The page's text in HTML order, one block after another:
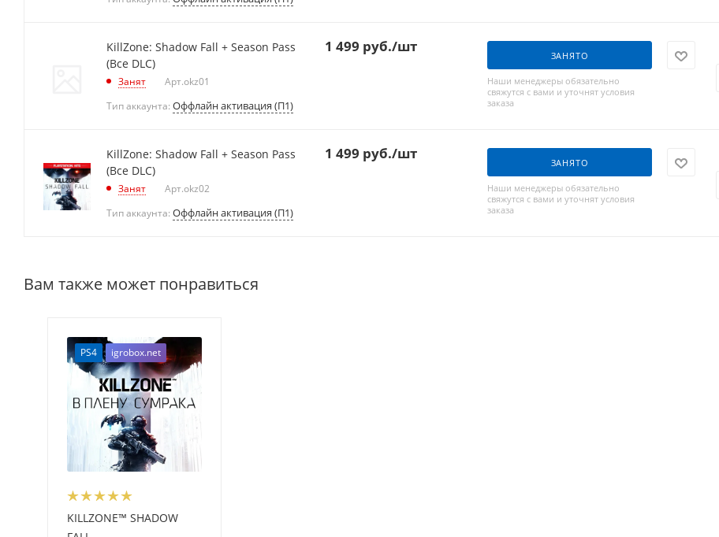
KillZone: Shadow Fall + Season Pass
(Все DLC)
Занят Арт.okz01
Тип аккаунта: Оффлайн активация (П1)
1 499 руб./шт
ЗАНЯТО
Наши менеджеры обязательно
свяжутся с вами и уточнят условия
заказа
KillZone: Shadow Fall + Season Pass
(Все DLC)
Занят Арт.okz02
Тип аккаунта: Оффлайн активация (П1)
1 499 руб./шт
ЗАНЯТО
Наши менеджеры обязательно
свяжутся с вами и уточнят условия
заказа
Вам также может понравиться
PS4 igrobox.net
KILLZONE™ SHADOW